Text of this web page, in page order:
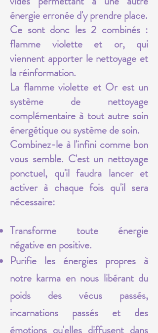
énergie erronée d'y prendre place.
Ce sont donc les 2 combinés :
flamme violette et or, qui
viennent apporter le nettoyage et
la réinformation.
La flamme violette et Or est un
système de nettoyage
complémentaire à tout autre soin
énergétique ou système de soin.
Combinez-le à l'infini comme bon
vous semble. C'est un nettoyage
ponctuel, qu'il faudra lancer et
activer à chaque fois qu'il sera
nécessaire:
Transforme toute énergie
négative en positive.
Purifie les énergies propres à
notre karma en nous libérant du
poids des vécus passés,
incarnations passés et des
émotions qu'elles diffusent dans